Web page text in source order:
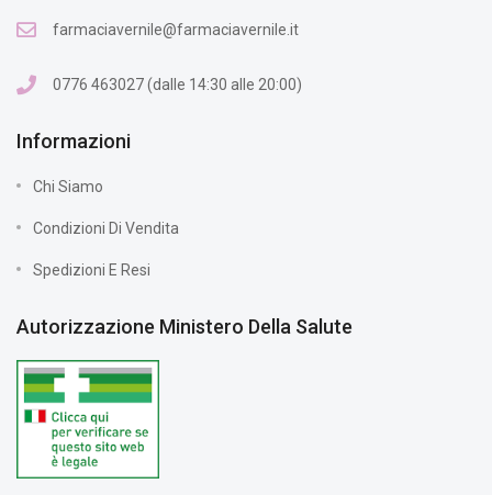
farmaciavernile@farmaciavernile.it
0776 463027 (dalle 14:30 alle 20:00)
Informazioni
Chi Siamo
Condizioni Di Vendita
Spedizioni E Resi
Autorizzazione Ministero Della Salute